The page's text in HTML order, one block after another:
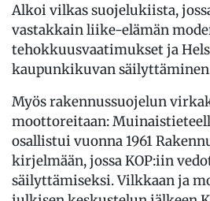
Alkoi vilkas suojelukiista,
vastakkain liike-elämän
tehokkuusvaatimukset ja
kaupunkikuvan
Myös rakennussuojelun
moottoreitaan:
osallistui vuonna 1961
kirjelmään, jossa KOP:iin
säilyttämiseksi. Vilkkaan ja